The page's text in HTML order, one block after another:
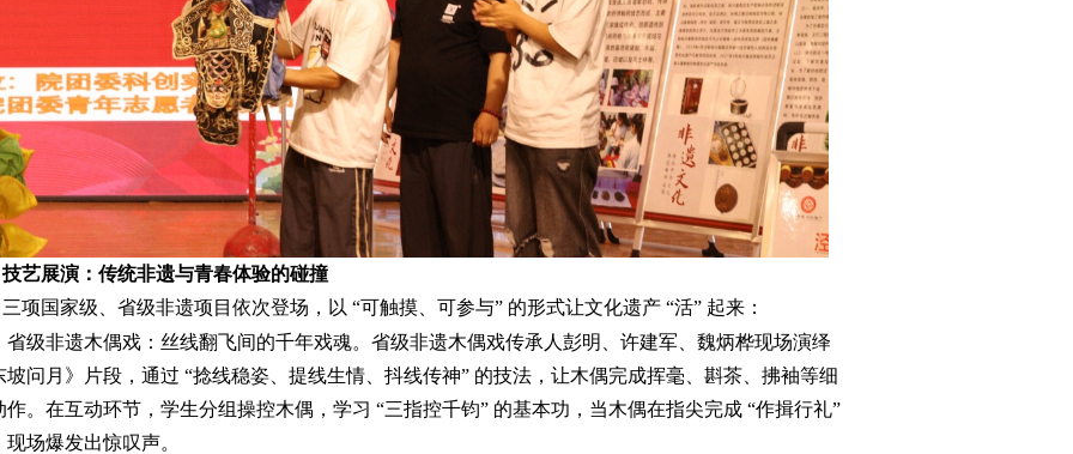
技艺展演：传统非遗与青春体验的碰撞
三项国家级、省级非遗项目依次登场，以 “可触摸、可参与” 的形式让文化遗产 “活” 起来：
省级非遗木偶戏：丝线翻飞间的千年戏魂。省级非遗木偶戏传承人彭明、许建军、魏炳桦现场演绎
坡问月》片段，通过 “捻线稳姿、提线生情、抖线传神” 的技法，让木偶完成挥毫、斟茶、拂袖等细
作。在互动环节，学生分组操控木偶，学习 “三指控千钧” 的基本功，当木偶在指尖完成 “作揖行礼”
现场爆发出惊叹声。